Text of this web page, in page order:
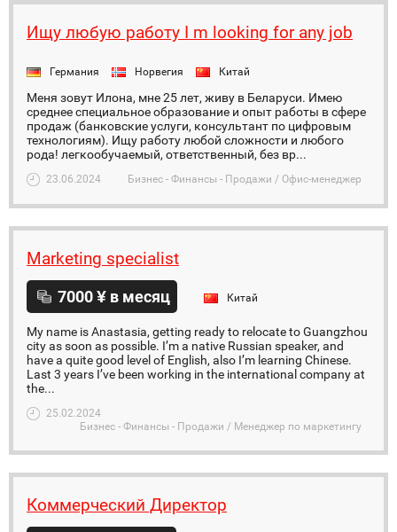
Ищу любую работу I m looking for any job
Германия Норвегия Китай
Меня зовут Илона, мне 25 лет, живу в Беларуси. Имею
среднее специальное образование и опыт работы в сфере
продаж (банковские услуги, консультант по цифровым
технологиям). Ищу работу любой сложности и любого
рода! легкообучаемый, ответственный, без вр...
23.06.2024 Бизнес - Финансы - Продажи / Офис-менеджер
Marketing specialist
7000 ¥ в месяц Китай
My name is Anastasia, getting ready to relocate to Guangzhou
city as soon as possible. I’m a native Russian speaker, and
have a quite good level of English, also I’m learning Chinese.
Last 3 years I’ve been working in the international company at
the...
25.02.2024
Бизнес - Финансы - Продажи / Менеджер по маркетингу
Коммерческий Директор